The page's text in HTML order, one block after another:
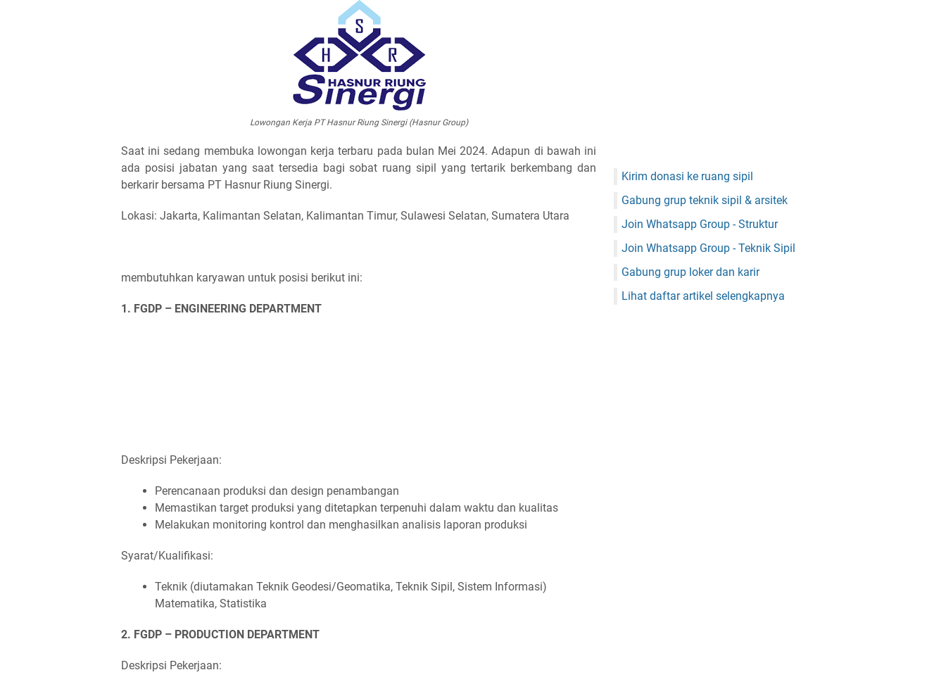
Lowongan Kerja PT Hasnur Riung Sinergi (Hasnur Group)
Saat ini sedang membuka lowongan kerja terbaru pada bulan Mei 2024. Adapun di bawah ini
ada posisi jabatan yang saat tersedia bagi sobat ruang sipil yang tertarik berkembang dan
berkarir bersama PT Hasnur Riung Sinergi.
Lokasi: Jakarta, Kalimantan Selatan, Kalimantan Timur, Sulawesi Selatan, Sumatera Utara
membutuhkan karyawan untuk posisi berikut ini:
1. FGDP – ENGINEERING DEPARTMENT
Deskripsi Pekerjaan:
Perencanaan produksi dan design penambangan
Memastikan target produksi yang ditetapkan terpenuhi dalam waktu dan kualitas
Melakukan monitoring kontrol dan menghasilkan analisis laporan produksi
Syarat/Kualifikasi:
Teknik (diutamakan Teknik Geodesi/Geomatika, Teknik Sipil, Sistem Informasi)
Matematika, Statistika
2. FGDP – PRODUCTION DEPARTMENT
Deskripsi Pekerjaan:
Kirim donasi ke ruang sipil
Gabung grup teknik sipil & arsitek
Join Whatsapp Group - Struktur
Join Whatsapp Group - Teknik Sipil
Gabung grup loker dan karir
Lihat daftar artikel selengkapnya